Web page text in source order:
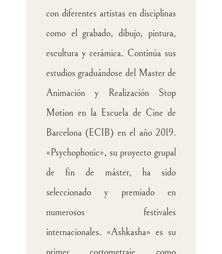
con diferentes artistas en disciplinas
como el grabado, dibujo, pintura,
escultura y cerámica. Continúa sus
estudios graduándose del Master de
Animación y Realización Stop
Motion en la Escuela de Cine de
Barcelona (ECIB) en el año 2019.
«Psychophonic», su proyecto grupal
de fin de máster, ha sido
seleccionado y premiado en
numerosos festivales
internacionales. «Ashkasha» es su